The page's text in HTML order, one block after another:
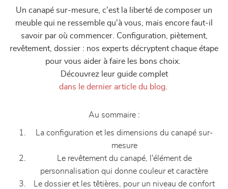
Un canapé sur-mesure, c'est la liberté de composer un
meuble qui ne ressemble qu'à vous, mais encore faut-il
savoir par où commencer. Configuration, piètement,
revêtement, dossier : nos experts décryptent chaque étape
pour vous aider à faire les bons choix.
Découvrez leur guide complet
dans le dernier article du blog.
Au sommaire :
La configuration et les dimensions du canapé sur-
mesure
Le revêtement du canapé, l'élément de
personnalisation qui donne couleur et caractère
Le dossier et les têtières, pour un niveau de confort